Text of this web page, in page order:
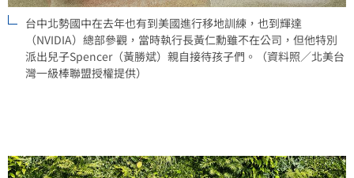
台中北勢國中在去年也有到美國進行移地訓練，也到輝達
（NVIDIA）總部參觀，當時執行長黃仁勳雖不在公司，但他特別
派出兒子Spencer（黃勝斌）親自接待孩子們。（資料照／北美台
灣一級棒聯盟授權提供）